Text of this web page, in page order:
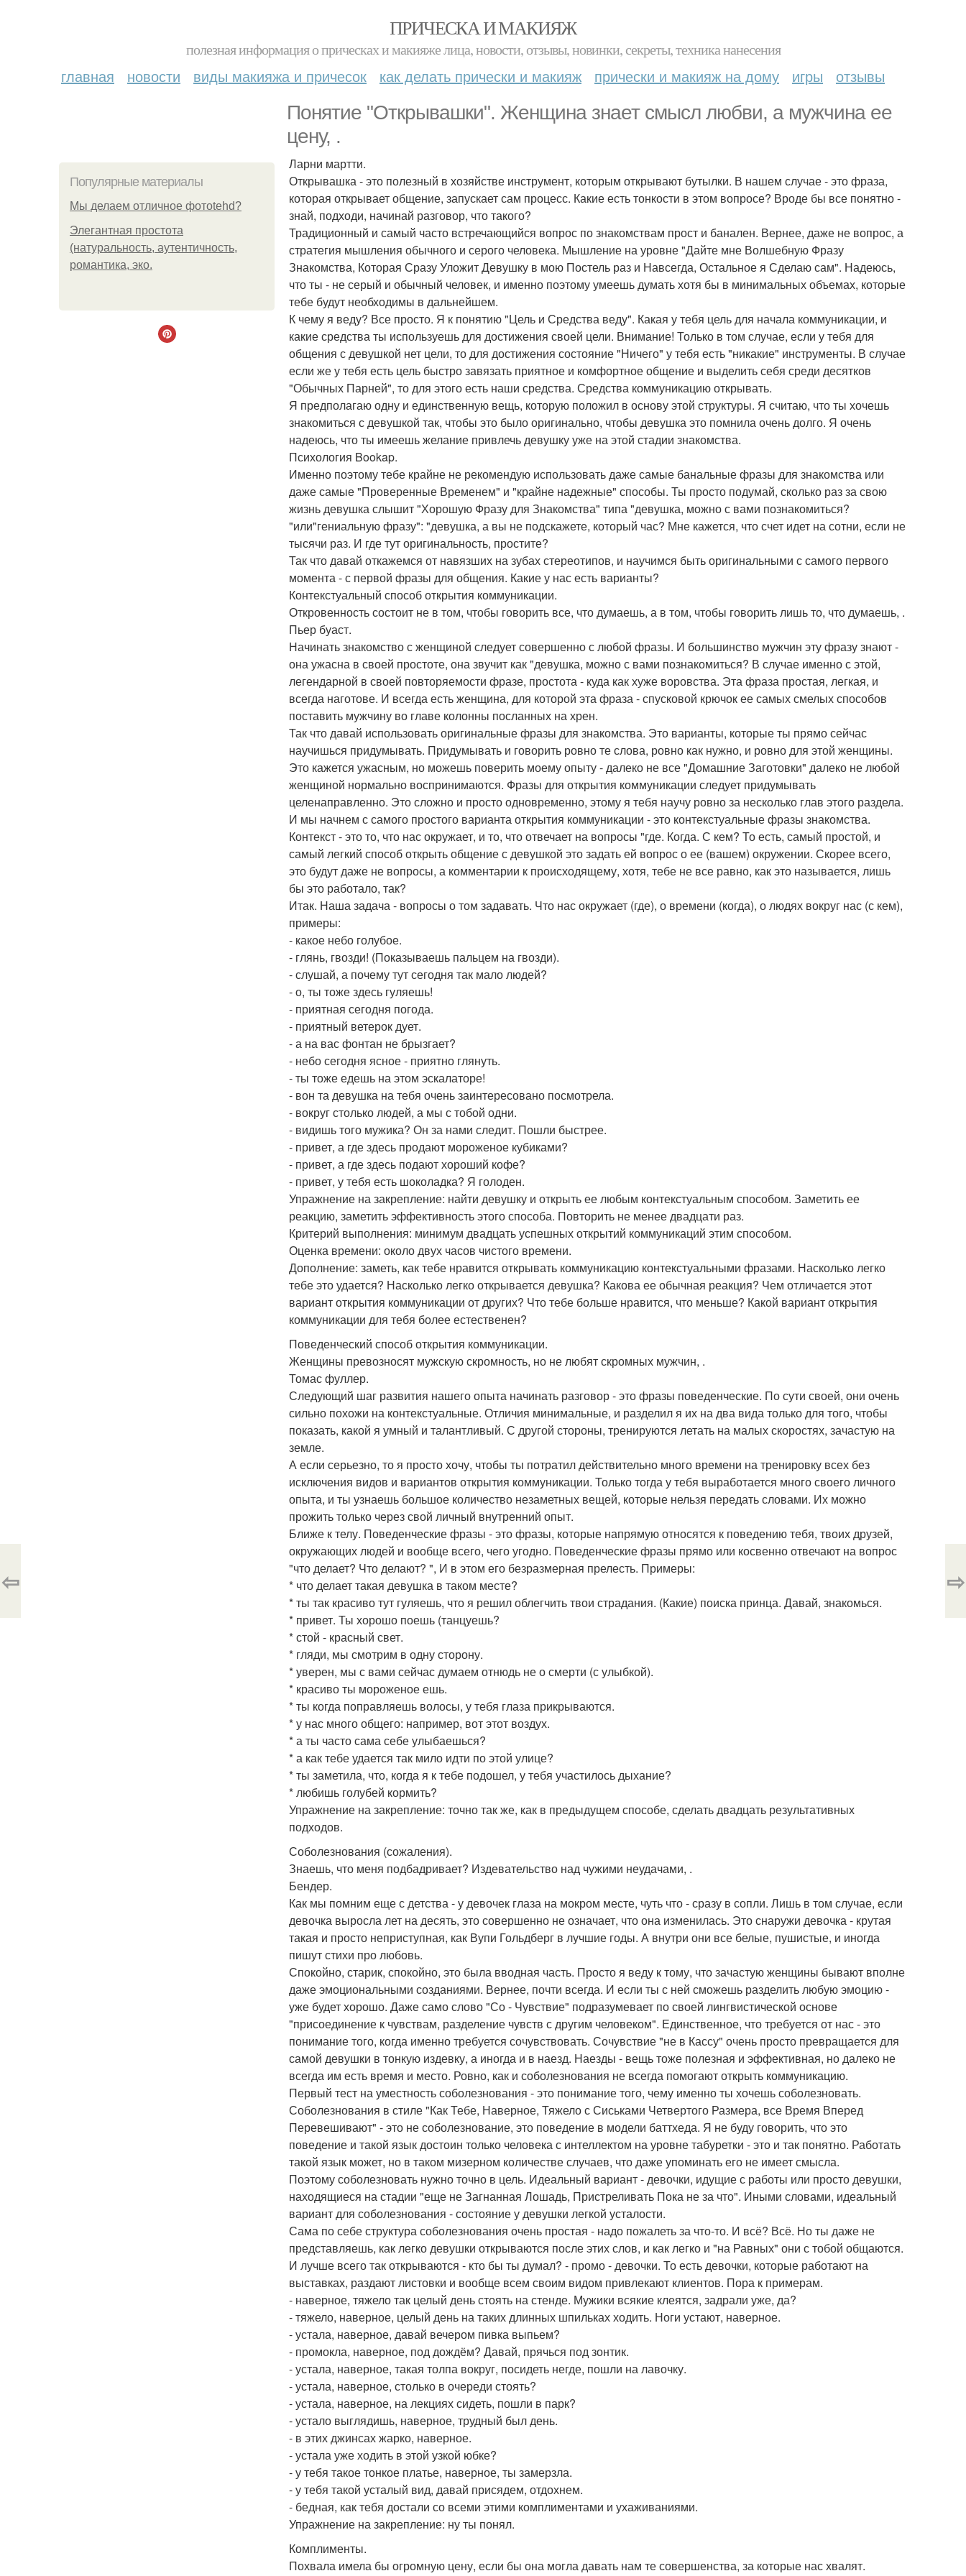
ПРИЧЕСКА И МАКИЯЖ
полезная информация о прическах и макияже лица, новости, отзывы, новинки, секреты, техника нанесения
главная новости виды макияжа и причесок как делать прически и макияж прически и макияж на дому игры отзывы
Понятие "Открывашки". Женщина знает смысл любви, а мужчина ее
цену, .
Популярные материалы
Мы делаем отличное фотоtehd?
Элегантная простота
(натуральность, аутентичность,
романтика, эко.
Ларни мартти.
Открывашка - это полезный в хозяйстве инструмент, которым открывают бутылки. В нашем случае - это фраза,
которая открывает общение, запускает сам процесс. Какие есть тонкости в этом вопросе? Вроде бы все понятно -
знай, подходи, начинай разговор, что такого?
Традиционный и самый часто встречающийся вопрос по знакомствам прост и банален. Вернее, даже не вопрос, а
стратегия мышления обычного и серого человека. Мышление на уровне "Дайте мне Волшебную Фразу
Знакомства, Которая Сразу Уложит Девушку в мою Постель раз и Навсегда, Остальное я Сделаю сам". Надеюсь,
что ты - не серый и обычный человек, и именно поэтому умеешь думать хотя бы в минимальных объемах, которые
тебе будут необходимы в дальнейшем.
К чему я веду? Все просто. Я к понятию "Цель и Средства веду". Какая у тебя цель для начала коммуникации, и
какие средства ты используешь для достижения своей цели. Внимание! Только в том случае, если у тебя для
общения с девушкой нет цели, то для достижения состояние "Ничего" у тебя есть "никакие" инструменты. В случае
если же у тебя есть цель быстро завязать приятное и комфортное общение и выделить себя среди десятков
"Обычных Парней", то для этого есть наши средства. Средства коммуникацию открывать.
Я предполагаю одну и единственную вещь, которую положил в основу этой структуры. Я считаю, что ты хочешь
знакомиться с девушкой так, чтобы это было оригинально, чтобы девушка это помнила очень долго. Я очень
надеюсь, что ты имеешь желание привлечь девушку уже на этой стадии знакомства.
Психология Bookap.
Именно поэтому тебе крайне не рекомендую использовать даже самые банальные фразы для знакомства или
даже самые "Проверенные Временем" и "крайне надежные" способы. Ты просто подумай, сколько раз за свою
жизнь девушка слышит "Хорошую Фразу для Знакомства" типа "девушка, можно с вами познакомиться?
"или"гениальную фразу": "девушка, а вы не подскажете, который час? Мне кажется, что счет идет на сотни, если не
тысячи раз. И где тут оригинальность, простите?
Так что давай откажемся от навязших на зубах стереотипов, и научимся быть оригинальными с самого первого
момента - с первой фразы для общения. Какие у нас есть варианты?
Контекстуальный способ открытия коммуникации.
Откровенность состоит не в том, чтобы говорить все, что думаешь, а в том, чтобы говорить лишь то, что думаешь, .
Пьер буаст.
Начинать знакомство с женщиной следует совершенно с любой фразы. И большинство мужчин эту фразу знают -
она ужасна в своей простоте, она звучит как "девушка, можно с вами познакомиться? В случае именно с этой,
легендарной в своей повторяемости фразе, простота - куда как хуже воровства. Эта фраза простая, легкая, и
всегда наготове. И всегда есть женщина, для которой эта фраза - спусковой крючок ее самых смелых способов
поставить мужчину во главе колонны посланных на хрен.
Так что давай использовать оригинальные фразы для знакомства. Это варианты, которые ты прямо сейчас
научишься придумывать. Придумывать и говорить ровно те слова, ровно как нужно, и ровно для этой женщины.
Это кажется ужасным, но можешь поверить моему опыту - далеко не все "Домашние Заготовки" далеко не любой
женщиной нормально воспринимаются. Фразы для открытия коммуникации следует придумывать
целенаправленно. Это сложно и просто одновременно, этому я тебя научу ровно за несколько глав этого раздела.
И мы начнем с самого простого варианта открытия коммуникации - это контекстуальные фразы знакомства.
Контекст - это то, что нас окружает, и то, что отвечает на вопросы "где. Когда. С кем? То есть, самый простой, и
самый легкий способ открыть общение с девушкой это задать ей вопрос о ее (вашем) окружении. Скорее всего,
это будут даже не вопросы, а комментарии к происходящему, хотя, тебе не все равно, как это называется, лишь
бы это работало, так?
Итак. Наша задача - вопросы о том задавать. Что нас окружает (где), о времени (когда), о людях вокруг нас (с кем),
примеры:
- какое небо голубое.
- глянь, гвозди! (Показываешь пальцем на гвозди).
- слушай, а почему тут сегодня так мало людей?
- о, ты тоже здесь гуляешь!
- приятная сегодня погода.
- приятный ветерок дует.
- а на вас фонтан не брызгает?
- небо сегодня ясное - приятно глянуть.
- ты тоже едешь на этом эскалаторе!
- вон та девушка на тебя очень заинтересовано посмотрела.
- вокруг столько людей, а мы с тобой одни.
- видишь того мужика? Он за нами следит. Пошли быстрее.
- привет, а где здесь продают мороженое кубиками?
- привет, а где здесь подают хороший кофе?
- привет, у тебя есть шоколадка? Я голоден.
Упражнение на закрепление: найти девушку и открыть ее любым контекстуальным способом. Заметить ее
реакцию, заметить эффективность этого способа. Повторить не менее двадцати раз.
Критерий выполнения: минимум двадцать успешных открытий коммуникаций этим способом.
Оценка времени: около двух часов чистого времени.
Дополнение: заметь, как тебе нравится открывать коммуникацию контекстуальными фразами. Насколько легко
тебе это удается? Насколько легко открывается девушка? Какова ее обычная реакция? Чем отличается этот
вариант открытия коммуникации от других? Что тебе больше нравится, что меньше? Какой вариант открытия
коммуникации для тебя более естественен?
Поведенческий способ открытия коммуникации.
Женщины превозносят мужскую скромность, но не любят скромных мужчин, .
Томас фуллер.
Следующий шаг развития нашего опыта начинать разговор - это фразы поведенческие. По сути своей, они очень
сильно похожи на контекстуальные. Отличия минимальные, и разделил я их на два вида только для того, чтобы
показать, какой я умный и талантливый. С другой стороны, тренируются летать на малых скоростях, зачастую на
земле.
А если серьезно, то я просто хочу, чтобы ты потратил действительно много времени на тренировку всех без
исключения видов и вариантов открытия коммуникации. Только тогда у тебя выработается много своего личного
опыта, и ты узнаешь большое количество незаметных вещей, которые нельзя передать словами. Их можно
прожить только через свой личный внутренний опыт.
Ближе к телу. Поведенческие фразы - это фразы, которые напрямую относятся к поведению тебя, твоих друзей,
окружающих людей и вообще всего, чего угодно. Поведенческие фразы прямо или косвенно отвечают на вопрос
"что делает? Что делают? ", И в этом его безразмерная прелесть. Примеры:
* что делает такая девушка в таком месте?
* ты так красиво тут гуляешь, что я решил облегчить твои страдания. (Какие) поиска принца. Давай, знакомься.
* привет. Ты хорошо поешь (танцуешь?
* стой - красный свет.
* гляди, мы смотрим в одну сторону.
* уверен, мы с вами сейчас думаем отнюдь не о смерти (с улыбкой).
* красиво ты мороженое ешь.
* ты когда поправляешь волосы, у тебя глаза прикрываются.
* у нас много общего: например, вот этот воздух.
* а ты часто сама себе улыбаешься?
* а как тебе удается так мило идти по этой улице?
* ты заметила, что, когда я к тебе подошел, у тебя участилось дыхание?
* любишь голубей кормить?
Упражнение на закрепление: точно так же, как в предыдущем способе, сделать двадцать результативных
подходов.
Соболезнования (сожаления).
Знаешь, что меня подбадривает? Издевательство над чужими неудачами, .
Бендер.
Как мы помним еще с детства - у девочек глаза на мокром месте, чуть что - сразу в сопли. Лишь в том случае, если
девочка выросла лет на десять, это совершенно не означает, что она изменилась. Это снаружи девочка - крутая
такая и просто неприступная, как Вупи Гольдберг в лучшие годы. А внутри они все белые, пушистые, и иногда
пишут стихи про любовь.
Спокойно, старик, спокойно, это была вводная часть. Просто я веду к тому, что зачастую женщины бывают вполне
даже эмоциональными созданиями. Вернее, почти всегда. И если ты с ней сможешь разделить любую эмоцию -
уже будет хорошо. Даже само слово "Со - Чувствие" подразумевает по своей лингвистической основе
"присоединение к чувствам, разделение чувств с другим человеком". Единственное, что требуется от нас - это
понимание того, когда именно требуется сочувствовать. Сочувствие "не в Кассу" очень просто превращается для
самой девушки в тонкую издевку, а иногда и в наезд. Наезды - вещь тоже полезная и эффективная, но далеко не
всегда им есть время и место. Ровно, как и соболезнования не всегда помогают открыть коммуникацию.
Первый тест на уместность соболезнования - это понимание того, чему именно ты хочешь соболезновать.
Соболезнования в стиле "Как Тебе, Наверное, Тяжело с Сиськами Четвертого Размера, все Время Вперед
Перевешивают" - это не соболезнование, это поведение в модели баттхеда. Я не буду говорить, что это
поведение и такой язык достоин только человека с интеллектом на уровне табуретки - это и так понятно. Работать
такой язык может, но в таком мизерном количестве случаев, что даже упоминать его не имеет смысла.
Поэтому соболезновать нужно точно в цель. Идеальный вариант - девочки, идущие с работы или просто девушки,
находящиеся на стадии "еще не Загнанная Лошадь, Пристреливать Пока не за что". Иными словами, идеальный
вариант для соболезнования - состояние у девушки легкой усталости.
Сама по себе структура соболезнования очень простая - надо пожалеть за что-то. И всё? Всё. Но ты даже не
представляешь, как легко девушки открываются после этих слов, и как легко и "на Равных" они с тобой общаются.
И лучше всего так открываются - кто бы ты думал? - промо - девочки. То есть девочки, которые работают на
выставках, раздают листовки и вообще всем своим видом привлекают клиентов. Пора к примерам.
- наверное, тяжело так целый день стоять на стенде. Мужики всякие клеятся, задрали уже, да?
- тяжело, наверное, целый день на таких длинных шпильках ходить. Ноги устают, наверное.
- устала, наверное, давай вечером пивка выпьем?
- промокла, наверное, под дождём? Давай, прячься под зонтик.
- устала, наверное, такая толпа вокруг, посидеть негде, пошли на лавочку.
- устала, наверное, столько в очереди стоять?
- устала, наверное, на лекциях сидеть, пошли в парк?
- устало выглядишь, наверное, трудный был день.
- в этих джинсах жарко, наверное.
- устала уже ходить в этой узкой юбке?
- у тебя такое тонкое платье, наверное, ты замерзла.
- у тебя такой усталый вид, давай присядем, отдохнем.
- бедная, как тебя достали со всеми этими комплиментами и ухаживаниями.
Упражнение на закрепление: ну ты понял.
Комплименты.
Похвала имела бы огромную цену, если бы она могла давать нам те совершенства, за которые нас хвалят.
⇦ ⇨